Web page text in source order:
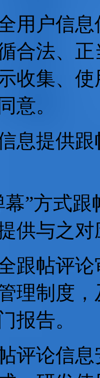
用户信
合法、
收集、
意。
息提供
幕”方式
供与之
跟帖评
理制度
报告。
评论信